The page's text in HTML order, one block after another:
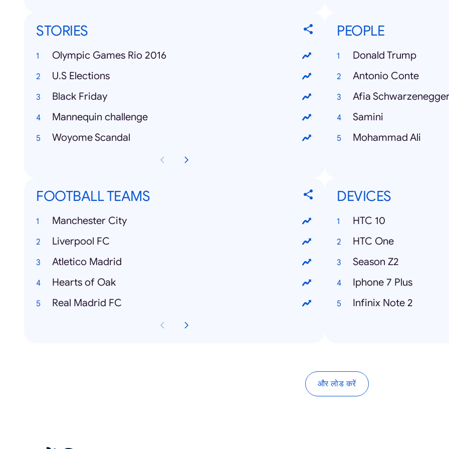
STORIES
Olympic Games Rio 2016
U.S Elections
Black Friday
Mannequin challenge
Woyome Scandal
PEOPLE
Donald Trump
Antonio Conte
Afia
Samini
Mohammad Ali
FOOTBALL TEAMS
Manchester City
Liverpool FC
Atletico Madrid
Hearts of Oak
Real Madrid FC
DEVICES
HTC 10
HTC One
Season Z2
Iphone 7 Plus
Infinix Note 2
और लोड करें